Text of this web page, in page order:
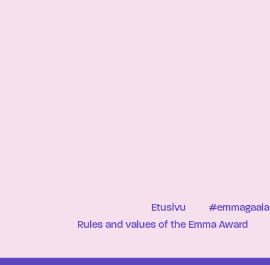
Etusivu #emmagaala
Rules and values of the Emma Award